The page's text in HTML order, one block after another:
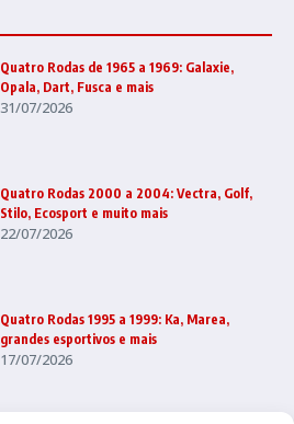
Quatro Rodas de 1965 a 1969: Galaxie,
Opala, Dart, Fusca e mais
31/07/2026
Quatro Rodas 2000 a 2004: Vectra, Golf,
Stilo, Ecosport e muito mais
22/07/2026
Quatro Rodas 1995 a 1999: Ka, Marea,
grandes esportivos e mais
17/07/2026